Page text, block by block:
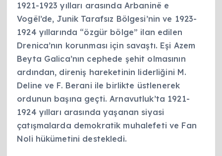
1921-1923 yılları arasında Arbaninë e
Vogël’de, Junik Tarafsız Bölgesi’nin ve 1923-
1924 yıllarında “özgür bölge” ilan edilen
Drenica’nın korunması için savaştı. Eşi Azem
Beyta Galica’nın cephede şehit olmasının
ardından, direniş hareketinin liderliğini M.
Deline ve F. Berani ile birlikte üstlenerek
ordunun başına geçti. Arnavutluk’ta 1921-
1924 yılları arasında yaşanan siyasi
çatışmalarda demokratik muhalefeti ve Fan
Noli hükümetini destekledi.